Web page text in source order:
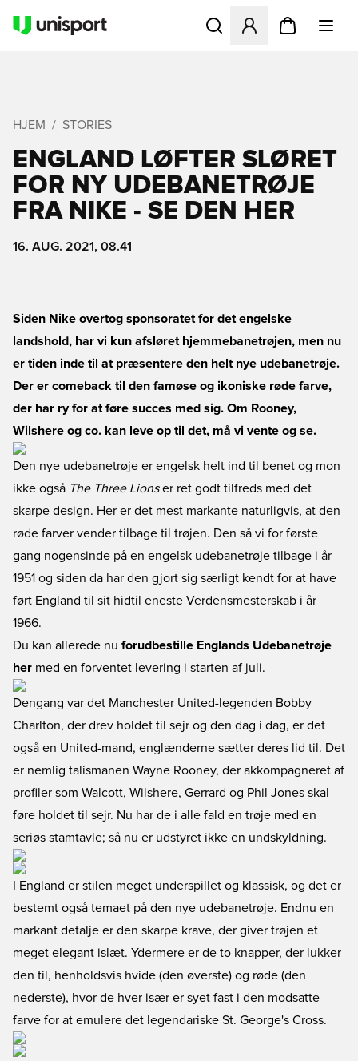
Åbner en Modal til at
HJEM STORIES
ENGLAND LØFTER SLØRET
FOR NY UDEBANETRØJE
FRA NIKE - SE DEN HER
16. AUG. 2021, 08.41
Siden Nike overtog sponsoratet for det engelske
landshold, har vi kun afsløret hjemmebanetrøjen, men nu
er tiden inde til at præsentere den helt nye udebanetrøje.
Der er comeback til den famøse og ikoniske røde farve,
der har ry for at føre succes med sig. Om Rooney,
Wilshere og co. kan leve op til det, må vi vente og se.
Den nye udebanetrøje er engelsk helt ind til benet og mon
ikke også The Three Lionser ret godt tilfreds med det
skarpe design. Her er det mest markante naturligvis, at den
røde farver vender tilbage til trøjen. Den så vi for første
gang nogensinde på en engelsk udebanetrøje tilbage i år
1951 og siden da har den gjort sig særligt kendt for at have
ført England til sit hidtil eneste Verdensmesterskab i år
1966.
Du kan allerede nu forudbestille Englands Udebanetrøje
her med en forventet levering i starten af juli.
Dengang var det Manchester United-legenden Bobby
Charlton, der drev holdet til sejr og den dag i dag, er det
også en United-mand, englænderne sætter deres lid til. Det
er nemlig talismanen Wayne Rooney, der akkompagneret af
profiler som Walcott, Wilshere, Gerrard og Phil Jones skal
føre holdet til sejr. Nu har de i alle fald en trøje med en
seriøs stamtavle; så nu er udstyret ikke en undskyldning.
I England er stilen meget underspillet og klassisk, og det er
bestemt også temaet på den nye udebanetrøje. Endnu en
markant detalje er den skarpe krave, der giver trøjen et
meget elegant islæt. Ydermere er de to knapper, der lukker
den til, henholdsvis hvide (den øverste) og røde (den
nederste), hvor de hver især er syet fast i den modsatte
farve for at emulere det legendariske St. George's Cross.